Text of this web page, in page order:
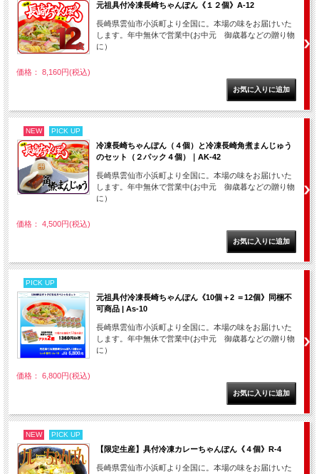
元祖具付冷凍長崎ちゃんぽん《１２個》A-12
長崎県雲仙市小浜町より全国に。本場の味をお届けいた
します。年中無休で営業中(お中元 御歳暮などの贈り物
に）
価格： 8,160円(税込)
NEW PICK UP
冷凍長崎ちゃんぽん（４個）と冷凍長崎角煮まんじゅう
のセット（２パック４個）｜AK-42
長崎県雲仙市小浜町より全国に。本場の味をお届けいた
します。年中無休で営業中(お中元 御歳暮などの贈り物
に）
価格： 4,500円(税込)
PICK UP
元祖具付冷凍長崎ちゃんぽん《10個＋2 ＝12個》同梱不
可商品 | As-10
長崎県雲仙市小浜町より全国に。本場の味をお届けいた
します。年中無休で営業中(お中元 御歳暮などの贈り物
に）
価格： 6,800円(税込)
NEW PICK UP
【限定生産】具付冷凍カレーちゃんぽん《４個》R-4
長崎県雲仙市小浜町より全国に。本場の味をお届けいた